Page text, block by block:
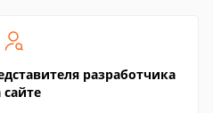
разработчика
сайте